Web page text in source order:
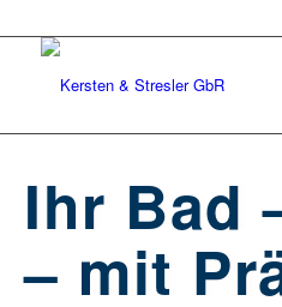
Ihr Bad
– mit